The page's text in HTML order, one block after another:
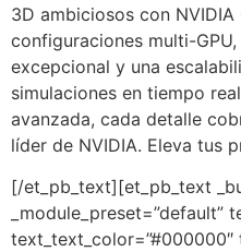
3D ambiciosos con
configuraciones multi-
excepcional y una
simulaciones en tiempo
avanzada, cada detalle
líder de NVIDIA. Eleva tus
[/et_pb_text][et_pb_text
text_text_color=”#000000″